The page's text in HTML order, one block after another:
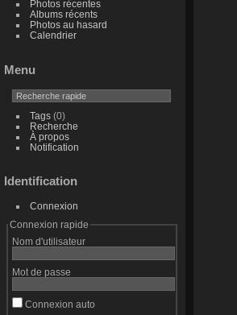
Photos récentes
Albums récents
Photos au hasard
Calendrier
Menu
Tags(0)
Recherche
À propos
Notification
Identification
Connexion
Connexion rapide
Nom d'utilisateur
Mot de passe
Connexion auto